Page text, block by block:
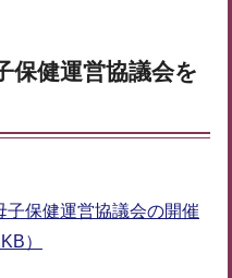
保健運営協議会を
保健運営協議会の開催
）